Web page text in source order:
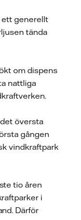
ett generellt
tända
om dispens
nattliga
översta
gången
vindkraftpark
tio åren
i
Därför